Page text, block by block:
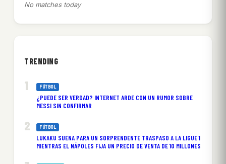
No matches today
TRENDING
FÚTBOL
¿PUEDE SER VERDAD? INTERNET ARDE CON UN RUMOR SOBRE
MESSI SIN CONFIRMAR
FÚTBOL
LUKAKU SUENA PARA UN SORPRENDENTE TRASPASO A LA LIGUE 1
MIENTRAS EL NÁPOLES FIJA UN PRECIO DE VENTA DE 10 MILLONES